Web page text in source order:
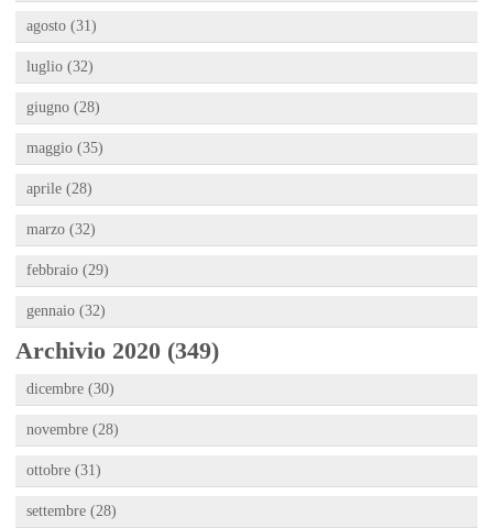
agosto (31)
luglio (32)
giugno (28)
maggio (35)
aprile (28)
marzo (32)
febbraio (29)
gennaio (32)
Archivio 2020 (349)
dicembre (30)
novembre (28)
ottobre (31)
settembre (28)